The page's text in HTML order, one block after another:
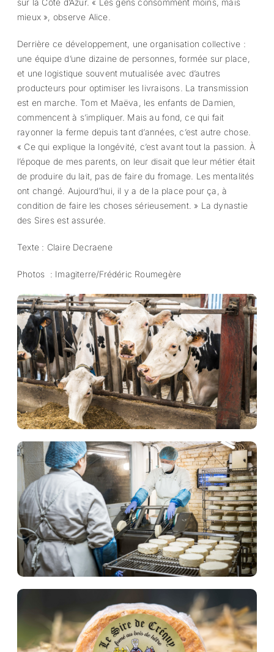
sur la Côte d’Azur. « Les gens consomment moins, mais
mieux », observe Alice.
Derrière ce développement, une organisation collective :
une équipe d’une dizaine de personnes, formée sur place,
et une logistique souvent mutualisée avec d’autres
producteurs pour optimiser les livraisons. La transmission
est en marche. Tom et Maëva, les enfants de Damien,
commencent à s’impliquer. Mais au fond, ce qui fait
rayonner la ferme depuis tant d’années, c’est autre chose.
« Ce qui explique la longévité, c’est avant tout la passion. À
l’époque de mes parents, on leur disait que leur métier était
de produire du lait, pas de faire du fromage. Les mentalités
ont changé. Aujourd’hui, il y a de la place pour ça, à
condition de faire les choses sérieusement. » La dynastie
des Sires est assurée.
Texte : Claire Decraene
Photos : Imagiterre/Frédéric Roumegère